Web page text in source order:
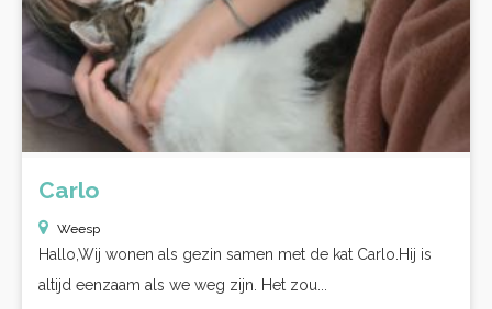
Carlo
Weesp
Hallo,Wij wonen als gezin samen met de kat Carlo.Hij is
altijd eenzaam als we weg zijn. Het zou...